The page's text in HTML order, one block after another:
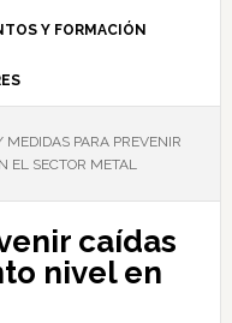
Y FORMACIÓN
MEDIDAS PARA PREVENIR
EL SECTOR METAL
caídas
nivel en